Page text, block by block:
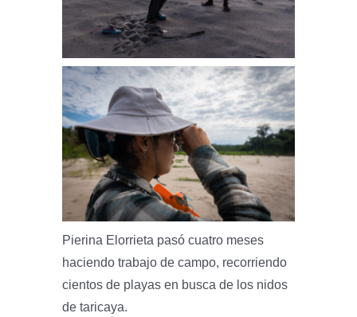
Pierina Elorrieta pasó cuatro meses
haciendo trabajo de campo, recorriendo
cientos de playas en busca de los nidos
de taricaya.